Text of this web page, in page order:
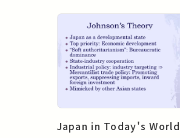
Japan in Today's World